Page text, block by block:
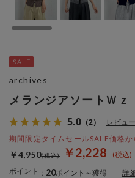
メランジアソートＷｚ
5.0 （2） レビュ
期間限定タイムセールSALE価格
￥2,228
￥4,950
ポイント ： 20ポイント～獲得 詳
archives